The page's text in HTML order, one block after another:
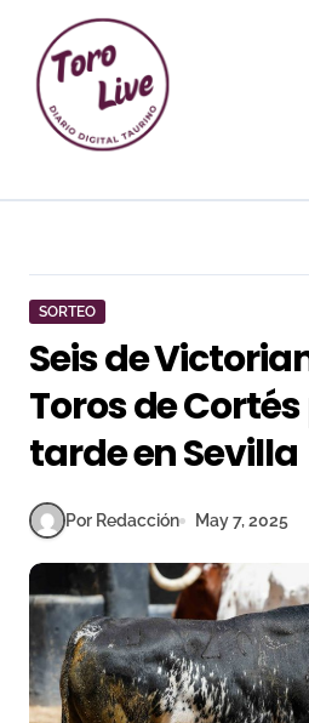
contenido
SORTEO
Seis de
Toros de
tarde en Sevilla
Por Redacción May 7, 2025